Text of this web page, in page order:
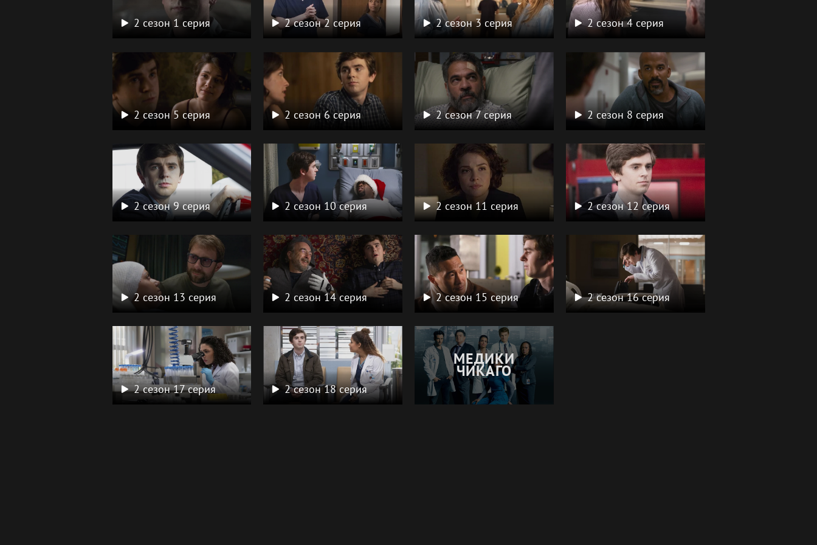
2 сезон 1 серия 2 сезон 2 серия 2 сезон 3 серия 2 сезон 4 серия
2 сезон 5 серия 2 сезон 6 серия 2 сезон 7 серия 2 сезон 8 серия
2 сезон 9 серия 2 сезон 10 серия 2 сезон 11 серия 2 сезон 12 серия
2 сезон 13 серия 2 сезон 14 серия 2 сезон 15 серия 2 сезон 16 серия
2 сезон 17 серия 2 сезон 18 серия
МЕДИКИ
ЧИКАГО